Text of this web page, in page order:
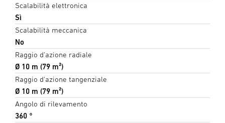
Scalabilità elettronica
Sì
Scalabilità meccanica
No
Raggio d'azione radiale
Ø 10 m (79 m²)
Raggio d'azione tangenziale
Ø 10 m (79 m²)
Angolo di rilevamento
360 °